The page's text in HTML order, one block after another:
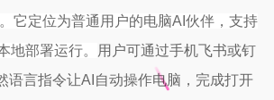
它定位为普通用户的电脑AI伙伴，支持
地部署运行。
用户可通过手机飞书或钉
语言指令让AI自动操作电脑，完成打开